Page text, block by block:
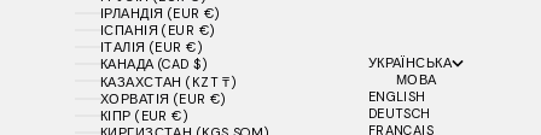
ІРЛАНДІЯ (EUR €)
ІСПАНІЯ (EUR €)
ІТАЛІЯ (EUR €)
КАНАДА (CAD $)
КАЗАХСТАН (KZT ₸)
ХОРВАТІЯ (EUR €)
КІПР (EUR €)
УКРАЇНСЬКА
МОВА
ENGLISH
DEUTSCH
FRANÇAIS